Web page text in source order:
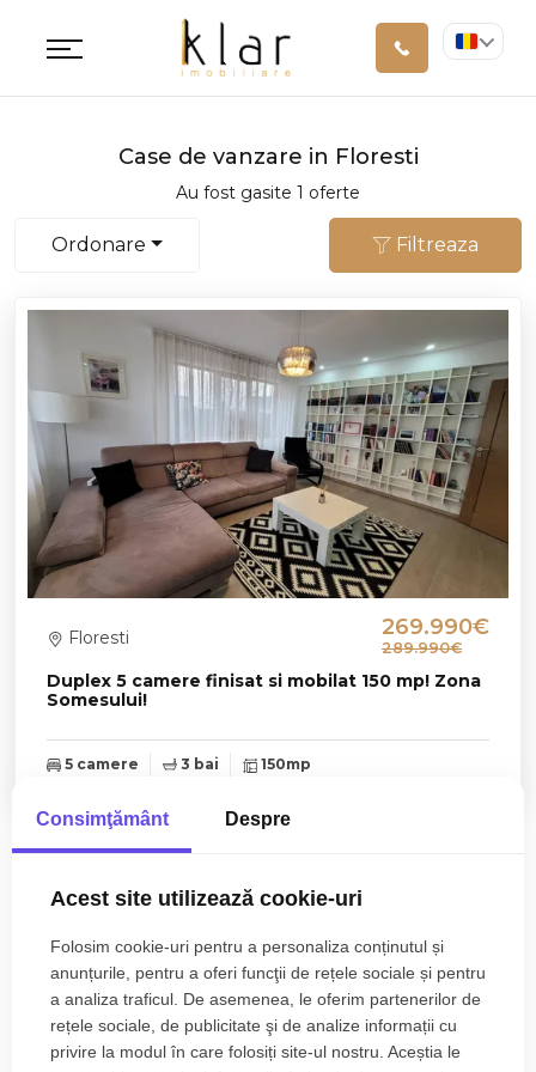
Case de vanzare in Floresti
Au fost gasite 1 oferte
Ordonare Filtreaza
Duplex 5 camere finisat si mobilat 150 mp! Zona
Somesului!
Floresti 269.990€
289.990€
5 camere 3 bai 150mp
Zone de top case de vanzare
Numar de camere case de vanzare
Case de vanzare 5 camere
Apartamente de vanzare in Cluj-Napoca
Consimţământ Despre
Acest site utilizează cookie-uri
Folosim cookie-uri pentru a personaliza conținutul și
anunțurile, pentru a oferi funcţii de rețele sociale și pentru
a analiza traficul. De asemenea, le oferim partenerilor de
rețele sociale, de publicitate şi de analize informații cu
privire la modul în care folosiți site-ul nostru. Aceștia le